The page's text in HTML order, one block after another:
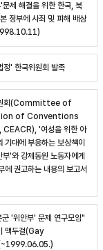
제 해결을 위한 한국, 북
정부에 사죄 및 피해 배상
' 한국위원회 발족
원회(Committee of
of Conventions
'여성을 위한 아
대에 부응하는 보상책이
'와 강제동원 노동자에게
에 권고하는 내용의 보고서
'위안부' 문제 연구모임"
맥두걸(Gay